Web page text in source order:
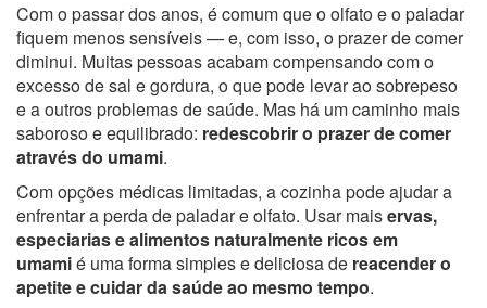
Com o passar dos anos, é comum que o olfato e o paladar
fiquem menos sensíveis — e, com isso, o prazer de comer
diminui. Muitas pessoas acabam compensando com o
excesso de sal e gordura, o que pode levar ao sobrepeso
e a outros problemas de saúde. Mas há um caminho mais
saboroso e equilibrado: redescobrir o prazer de comer
através do umami.
Com opções médicas limitadas, a cozinha pode ajudar a
enfrentar a perda de paladar e olfato. Usar maiservas,
especiarias e alimentos naturalmente ricos em
umamié uma forma simples e deliciosa de reacender o
apetite e cuidar da saúde ao mesmo tempo.